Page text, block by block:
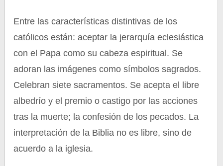
Entre las características distintivas de los
católicos están: aceptar la jerarquía eclesiástica
con el Papa como su cabeza espiritual. Se
adoran las imágenes como símbolos sagrados.
Celebran siete sacramentos. Se acepta el libre
albedrío y el premio o castigo por las acciones
tras la muerte; la confesión de los pecados. La
interpretación de la Biblia no es libre, sino de
acuerdo a la iglesia.